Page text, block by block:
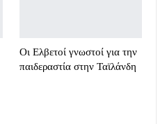
Oι Ελβετοί γνωστοί για την
παιδεραστία στην Ταϊλάνδη